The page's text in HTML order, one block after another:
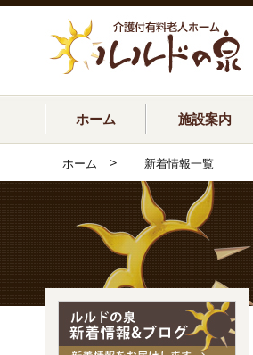
ホーム 施設案内
ホーム > 新着情報一覧